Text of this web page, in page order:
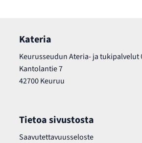
Kateria
Keurusseudun Ateria- ja tukipalvelut
Kantolantie 7
42700 Keuruu
Tietoa sivustosta
Saavutettavuusseloste